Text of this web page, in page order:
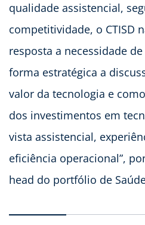
qualidade assistencial,
competitividade, o CTISD
resposta a necessidade
forma estratégica a
valor da tecnologia e
dos investimentos em
vista assistencial,
eficiência operacional”,
head do portfólio de